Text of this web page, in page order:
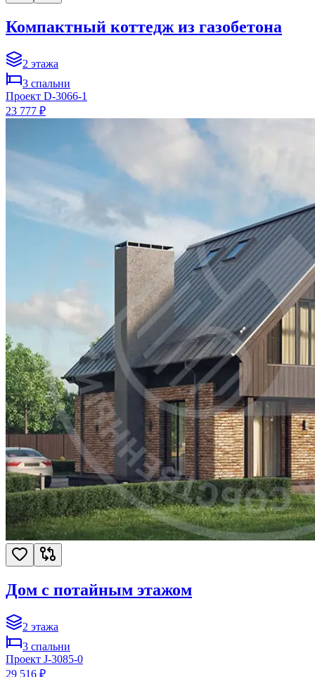
Компактный коттедж из газобетона
2 этажа
3 спальни
Проект D-3066-1
23 777 ₽
Дом с потайным этажом
2 этажа
3 спальни
Проект J-3085-0
29 516 ₽